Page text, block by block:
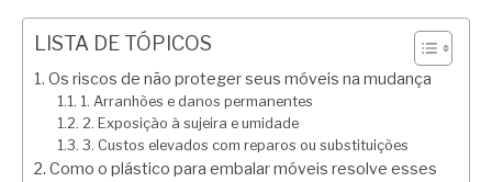
LISTA DE TÓPICOS
Os riscos de não proteger seus móveis na mudança
1. Arranhões e danos permanentes
2. Exposição à sujeira e umidade
3. Custos elevados com reparos ou substituições
Como o plástico para embalar móveis resolve esses